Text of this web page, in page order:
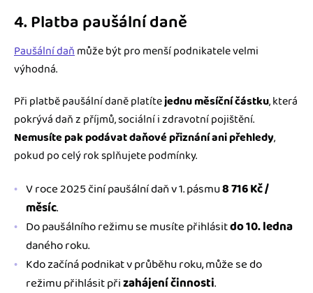
4. Platba paušální daně
Paušální daňmůže být pro menší podnikatele velmi
výhodná.
Při platbě paušální daně platítejednu měsíční částku, která
pokrývá daň z příjmů, sociální i zdravotní pojištění.
Nemusíte pak podávat daňové přiznání ani přehledy,
pokud po celý rok splňujete podmínky.
V roce 2025 činí paušální daň v 1. pásmu8 716 Kč /
měsíc.
Do paušálního režimu se musíte přihlásitdo 10. ledna
daného roku.
Kdo začíná podnikat v průběhu roku, může se do
režimu přihlásit přizahájení činnosti.